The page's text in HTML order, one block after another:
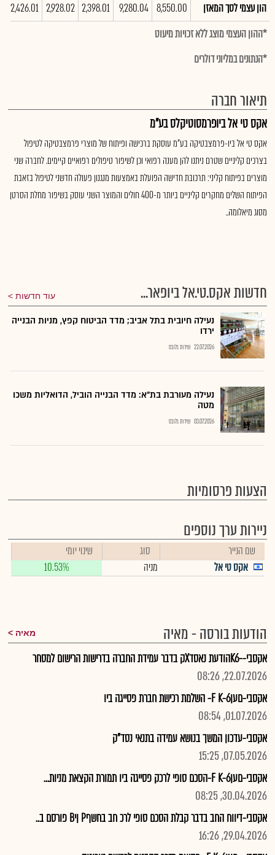
הון עצמי לסך המאזן
8,550.00
9,280.04
2,398.01
2,928.02
2,426.01
*ההון העצמי מוצג ללא זכויות מיעוט
*הנתונים במליוני דולרים
תיאור חברה
אקס טי אל ביופרמסוטיקלס בע"מ
אקס טי אל ביו-פרמצבטיקה בע"מ עוסקת ברכישה ופיתוח של מוצרי פרמצבטיקה לטיפול
בצרכים קליניים שטרם ניתנו להן מענה רפואי וכן לשיפור טיפולים רפואיים קיימים. לחברה שני
מוצרים בפיתוח קליני: תרכובת חדישה הפועלת באמצעות מנגנון פעולה חדשני לטיפול בזאבת
הפיתוח השלים מחקרים קליניים ביותר מ-400 חולים והמוצר השני עוסק בשיפור מחלת הסרטן
מסוג מיאלומה..
חדשות אקס.טי.אל ביופאר... עוד חדשות
נעילה חיובית בתל אביב; מדד הביטוח קפץ, מניות הבנייה
ירדו
22.07.2026 שירות גלובס
נעילה מעורבת בת"א: מדד הבנייה הוביל, הדואליות משכו
מטה
03.07.2026 שירות גלובס
הצעות פרסומיות
ניירות ערך נוספים
שם הנייר סוג
שינוי יומי
אקס טי אל
מניה 10.53%
הודעות בורסה - מאיה מאיה
אקסבי--K6הודעת נאסדXק בדבר עמידת החברה בדרישות הרישום למסחר
22.07.2026, 08:26
אקסבי-םעןF K-6- השלמת רכישת חברת פסייגה ביו
01.07.2026, 08:54
אקסבי-עדכון המשך בנושא עמידה בתנאי נסד"ק
07.05.2026, 15:25
אקסבי-םעןF K-6-הסכם סופי לרכק פסייגה ביו תמורת הקצאת מניות...
30.04.2026, 08:25
אקסבי-דיווח החב בדבר קבלת הסכם סופי לרכ חב בחשףP ןיB פורסם ב..
29.04.2026, 16:26